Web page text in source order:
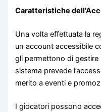
Caratteristiche
Una volta effettuata la
un account accessibile
gli permettono di
sistema prevede
merito a eventi e
I giocatori possono